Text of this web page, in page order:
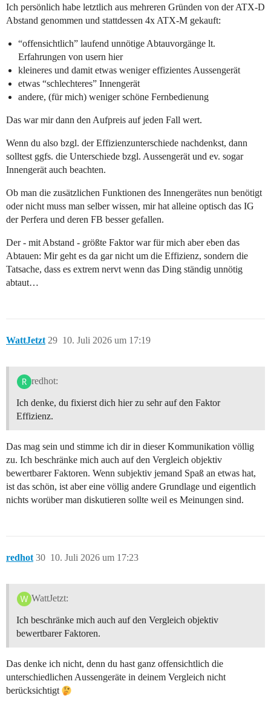
Ich persönlich habe letztlich aus mehreren Gründen von der ATX-D
Abstand genommen und stattdessen 4x ATX-M gekauft:
“offensichtlich” laufend unnötige Abtauvorgänge lt.
Erfahrungen von usern hier
kleineres und damit etwas weniger effizientes Aussengerät
etwas “schlechteres” Innengerät
andere, (für mich) weniger schöne Fernbedienung
Das war mir dann den Aufpreis auf jeden Fall wert.
Wenn du also bzgl. der Effizienzunterschiede nachdenkst, dann
solltest ggfs. die Unterschiede bzgl. Aussengerät und ev. sogar
Innengerät auch beachten.
Ob man die zusätzlichen Funktionen des Innengerätes nun benötigt
oder nicht muss man selber wissen, mir hat alleine optisch das IG
der Perfera und deren FB besser gefallen.
Der - mit Abstand - größte Faktor war für mich aber eben das
Abtauen: Mir geht es da gar nicht um die Effizienz, sondern die
Tatsache, dass es extrem nervt wenn das Ding ständig unnötig
abtaut…
WattJetzt 10. Juli 2026 um 17:19
29
redhot:
Ich denke, du fixierst dich hier zu sehr auf den Faktor
Effizienz.
Das mag sein und stimme ich dir in dieser Kommunikation völlig
zu. Ich beschränke mich auch auf den Vergleich objektiv
bewertbarer Faktoren. Wenn subjektiv jemand Spaß an etwas hat,
ist das schön, ist aber eine völlig andere Grundlage und eigentlich
nichts worüber man diskutieren sollte weil es Meinungen sind.
redhot 10. Juli 2026 um 17:23
30
WattJetzt:
Ich beschränke mich auch auf den Vergleich objektiv
bewertbarer Faktoren.
Das denke ich nicht, denn du hast ganz offensichtlich die
unterschiedlichen Aussengeräte in deinem Vergleich nicht
berücksichtigt